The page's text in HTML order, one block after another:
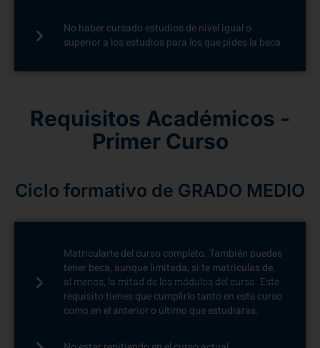
No haber cursado estudios de nivel igual o
superior a los estudios para los que pides la beca.
Requisitos Académicos -
Primer Curso
Ciclo formativo de GRADO MEDIO
Matricularte del curso completo. También puedes
tener beca, aunque limitada, si te matriculas de,
al menos, la mitad de los módulos del curso. Este
requisito tienes que cumplirlo tanto en este curso
como en el anterior o último que estudiaras.